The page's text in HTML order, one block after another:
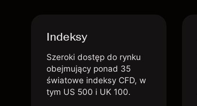
Indeksy
Szeroki dostęp do rynku
obejmujący ponad 35
światowe indeksy CFD, w
tym US 500 i UK 100.